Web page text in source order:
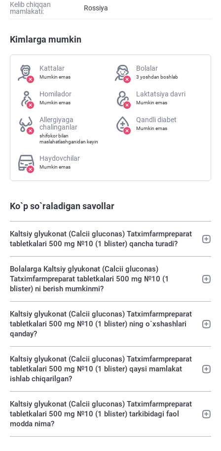
Kelib chiqqan
mamlakati:
Rossiya
Kimlarga mumkin
Kattalar
Mumkin emas
Bolalar
3 yoshdan boshlab
Homilador
Mumkin emas
Laktatsiya davri
Mumkin emas
Allergiyaga
chalinganlar
shifokor bilan
maslahatlashganidan keyin
Qandli diabet
Mumkin emas
Haydovchilar
Mumkin emas
Ko`p so`raladigan savollar
Kaltsiy glyukonat (Calcii gluconas) Tatximfarmpreparat
tabletkalari 500 mg №10 (1 blister) qancha turadi?
Bolalarga Kaltsiy glyukonat (Calcii gluconas)
Tatximfarmpreparat tabletkalari 500 mg №10 (1
blister) ni berish mumkinmi?
Kaltsiy glyukonat (Calcii gluconas) Tatximfarmpreparat
tabletkalari 500 mg №10 (1 blister) ning o`xshashlari
qanday?
Kaltsiy glyukonat (Calcii gluconas) Tatximfarmpreparat
tabletkalari 500 mg №10 (1 blister) qaysi mamlakat
ishlab chiqarilgan?
Kaltsiy glyukonat (Calcii gluconas) Tatximfarmpreparat
tabletkalari 500 mg №10 (1 blister) tarkibidagi faol
modda nima?